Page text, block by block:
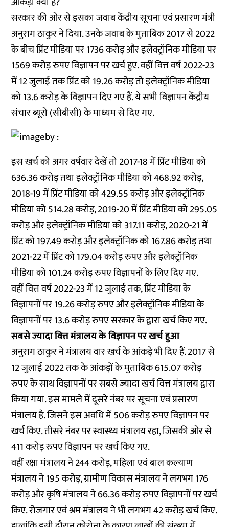
सरकार की ओर से इसका जवाब केंद्रीय सूचना एवं प्रसारण मंत्री
अनुराग ठाकुर ने दिया. उनके जवाब के मुताबिक 2017 से 2022
के बीच प्रिंट मीडिया पर 1736 करोड़ और इलेक्ट्रॉनिक मीडिया पर
1569 करोड़ रुपए विज्ञापन पर खर्च हुए. वहीं वित्त वर्ष 2022-23
में 12 जुलाई तक प्रिंट को 19.26 करोड़ तो इलेक्ट्रॉनिक मीडिया
को 13.6 करोड़ के विज्ञापन दिए गए हैं. ये सभी विज्ञापन केंद्रीय
संचार ब्यूरो (सीबीसी) के माध्यम से दिए गए.
इस खर्च को अगर वर्षवार देखें तो 2017-18 में प्रिंट मीडिया को
636.36 करोड़ तथा इलेक्ट्रॉनिक मीडिया को 468.92 करोड़,
2018-19 में प्रिंट मीडिया को 429.55 करोड़ और इलेक्ट्रॉनिक
मीडिया को 514.28 करोड़, 2019-20 में प्रिंट मीडिया को 295.05
करोड़ और इलेक्ट्रॉनिक मीडिया को 317.11 करोड़, 2020-21 में
प्रिंट को 197.49 करोड़ और इलेक्ट्रॉनिक को 167.86 करोड़ तथा
2021-22 में प्रिंट को 179.04 करोड़ रुपए और इलेक्ट्रॉनिक
मीडिया को 101.24 करोड़ रुपए विज्ञापनों के लिए दिए गए.
वहीं वित्त वर्ष 2022-23 में 12 जुलाई तक, प्रिंट मीडिया के
विज्ञापनों पर 19.26 करोड़ रुपए और इलेक्ट्रॉनिक मीडिया के
विज्ञापनों पर 13.6 करोड़ रुपए सरकार के द्वारा खर्च किए गए.
सबसे ज्यादा वित्त मंत्रालय के विज्ञापन पर खर्च हुआ
अनुराग ठाकुर ने मंत्रालय वार खर्च के आंकड़े भी दिए हैं. 2017 से
12 जुलाई 2022 तक के आंकड़ों के मुताबिक 615.07 करोड़
रुपए के साथ विज्ञापनों पर सबसे ज्यादा खर्च वित्त मंत्रालय द्वारा
किया गया. इस मामले में दूसरे नंबर पर सूचना एवं प्रसारण
मंत्रालय है. जिसने इस अवधि में 506 करोड़ रुपए विज्ञापन पर
खर्च किए. तीसरे नंबर पर स्वास्थ्य मंत्रालय रहा, जिसकी ओर से
411 करोड़ रुपए विज्ञापन पर खर्च किए गए.
वहीं रक्षा मंत्रालय ने 244 करोड़, महिला एवं बाल कल्याण
मंत्रालय ने 195 करोड़, ग्रामीण विकास मंत्रालय ने लगभग 176
करोड़ और कृषि मंत्रालय ने 66.36 करोड़ रुपएविज्ञापनों पर खर्च
किए. रोजगार एवं श्रम मंत्रालय ने भी लगभग 42 करोड़ खर्च किए.